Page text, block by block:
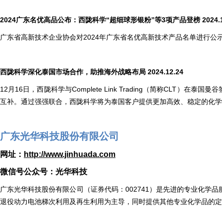
2024广东名优高品公布：西陇科学“超细球形银粉”等3项产品登榜
广东省高新技术企业协会对2024年广东省名优高新技术产品名单进行
西陇科学深化泰国市场合作，助推海外战略布局 2024.12.24
12月16日，西陇科学与Complete Link Trading（简称CLT）在泰国曼
互补。通过强强联合，西陇科学将为泰国客户提供更加高效、稳定的化
广东光华科技股份有限公司
网址： http://www.jinhuada.com
微信号公众号：光华科技
广东光华科技股份有限公司（证券代码：002741）是先进的专业化学
退役动力电池梯次利用及再生利用为主导，同时提供其他专业化学品的